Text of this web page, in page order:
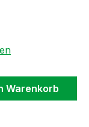
Warenkorb